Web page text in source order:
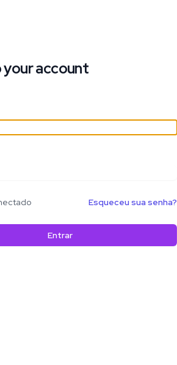
your account
Esqueceu sua senha?
Entrar